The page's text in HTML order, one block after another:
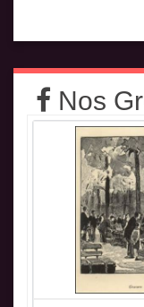
Nos